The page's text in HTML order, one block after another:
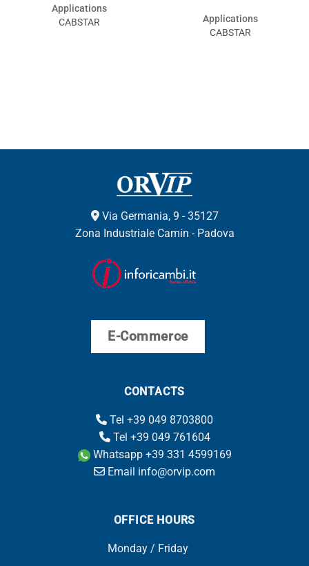
Applications
CABSTAR
Applications
CABSTAR
Via Germania, 9 - 35127
Zona Industriale Camin - Padova
E-Commerce
CONTACTS
Tel +39 049 8703800
Tel +39 049 761604
Whatsapp +39 331 4599169
Email info@orvip.com
OFFICE HOURS
Monday / Friday